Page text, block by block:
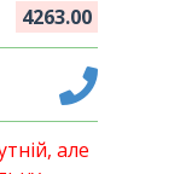
4263.00
але